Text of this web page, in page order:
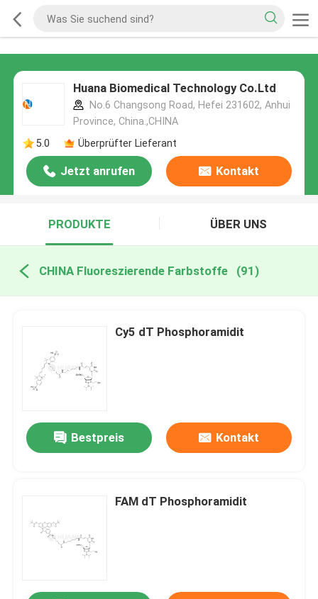
Huana Biomedical Technology Co.Ltd
No.6 Changsong Road, Hefei 231602, Anhui
Province, China.,CHINA
5.0
Überprüfter Lieferant
Jetzt anrufen Kontakt
PRODUKTE ÜBER UNS
CHINA Fluoreszierende Farbstoffe (91)
Cy5 dT Phosphoramidit
Bestpreis Kontakt
FAM dT Phosphoramidit